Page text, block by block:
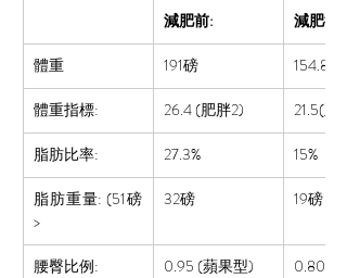
減肥前: 減肥後:
體重 191磅 154.8
體重指標: 26.4 (肥胖2) 21.5(正
脂肪比率: 27.3% 15%
脂肪重量: (51磅
>
32磅 19磅
腰臀比例: 0.95 (蘋果型) 0.80 (正